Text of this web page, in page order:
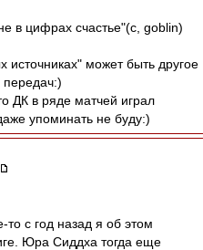
в цифрах счастье"(с, goblin)
источниках" может быть другое
передач:)
ДК в ряде матчей играл
упоминать не буду:)
то с год назад я об этом
Юра Сиддха тогда еще